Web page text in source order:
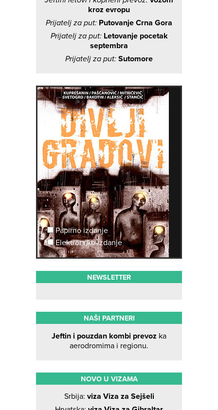
kroz evropu
Prijatelj za put: Putovanje Crna Gora
Prijatelj za put: Letovanje pocetak
septembra
Prijatelj za put: Sutomore
Papirno izdanje
Elektronsko izdanje
NEWSLETTER
NAŠI PARTNERI
Jeftin i pouzdan kombi prevoz ka
aerodromima i regionu.
NOVO U VIZAMA
Srbija: viza Viza za Sejšeli